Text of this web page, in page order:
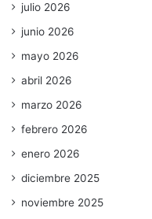
julio 2026
junio 2026
mayo 2026
abril 2026
marzo 2026
febrero 2026
enero 2026
diciembre 2025
noviembre 2025